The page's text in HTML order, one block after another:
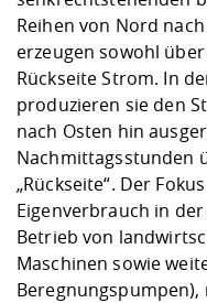
Career Service
Angebote für
Kontakt und Anfahrt
Qualitätssicherung
Reihen von Nord
erzeugen sowohl
Rückseite Strom. In
produzieren sie den
nach Osten hin
Nachmittagsstunden
„Rückseite“. Der
Eigenverbrauch in
Betrieb von
Maschinen sowie